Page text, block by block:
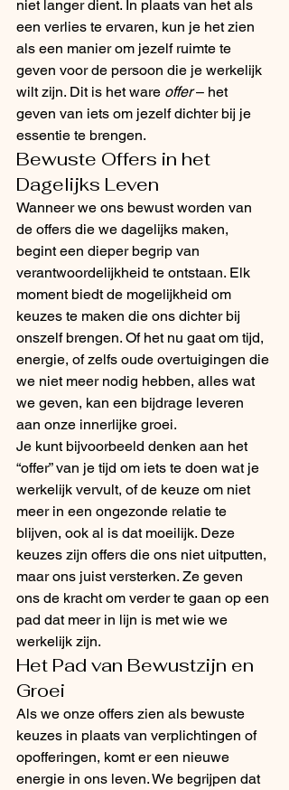
niet langer dient. In plaats van het als
een verlies te ervaren, kun je het zien
als een manier om jezelf ruimte te
geven voor de persoon die je werkelijk
wilt zijn. Dit is het ware offer – het
geven van iets om jezelf dichter bij je
essentie te brengen.
Bewuste Offers in het
Dagelijks Leven
Wanneer we ons bewust worden van
de offers die we dagelijks maken,
begint een dieper begrip van
verantwoordelijkheid te ontstaan. Elk
moment biedt de mogelijkheid om
keuzes te maken die ons dichter bij
onszelf brengen. Of het nu gaat om tijd,
energie, of zelfs oude overtuigingen die
we niet meer nodig hebben, alles wat
we geven, kan een bijdrage leveren
aan onze innerlijke groei.
Je kunt bijvoorbeeld denken aan het
“offer” van je tijd om iets te doen wat je
werkelijk vervult, of de keuze om niet
meer in een ongezonde relatie te
blijven, ook al is dat moeilijk. Deze
keuzes zijn offers die ons niet uitputten,
maar ons juist versterken. Ze geven
ons de kracht om verder te gaan op een
pad dat meer in lijn is met wie we
werkelijk zijn.
Het Pad van Bewustzijn en
Groei
Als we onze offers zien als bewuste
keuzes in plaats van verplichtingen of
opofferingen, komt er een nieuwe
energie in ons leven. We begrijpen dat